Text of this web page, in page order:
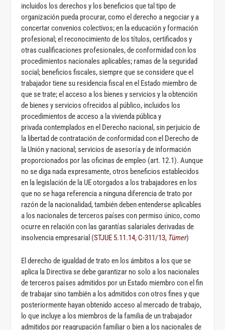
incluidos los derechos y los beneficios que tal tipo de
organización pueda procurar, como el derecho a negociar y a
concertar convenios colectivos; en la educación y formación
profesional; el reconocimiento de los títulos, certificados y
otras cualificaciones profesionales, de conformidad con los
procedimientos nacionales aplicables; ramas de la seguridad
social; beneficios fiscales, siempre que se considere que el
trabajador tiene su residencia fiscal en el Estado miembro de
que se trate; el acceso a los bienes y servicios y la obtención
de bienes y servicios ofrecidos al público, incluidos los
procedimientos de acceso a la vivienda pública y
privada contemplados en el Derecho nacional, sin perjuicio de
la libertad de contratación de conformidad con el Derecho de
la Unión y nacional; servicios de asesoría y de información
proporcionados por las oficinas de empleo (art. 12.1). Aunque
no se diga nada expresamente, otros beneficios establecidos
en la legislación de la UE otorgados a los trabajadores en los
que no se haga referencia a ninguna diferencia de trato por
razón de la nacionalidad, también deben entenderse aplicables
a los nacionales de terceros países con permiso único, como
ocurre en relación con las garantías salariales derivadas de
insolvencia empresarial (STJUE 5.11.14, C-311/13, Tümer)
El derecho de igualdad de trato en los ámbitos a los que se
aplica la Directiva se debe garantizar no solo a los nacionales
de terceros países admitidos por un Estado miembro con el fin
de trabajar sino también a los admitidos con otros fines y que
posteriormente hayan obtenido acceso al mercado de trabajo,
lo que incluye a los miembros de la familia de un trabajador
admitidos por reagrupación familiar o bien a los nacionales de